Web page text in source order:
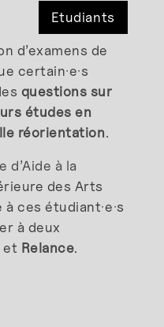
Etudiants
d’examens de
certain·e·s
questions sur
études en
réorientation.
d’Aide à la
des Arts
ces étudiant·e·s
à deux
et Relance.